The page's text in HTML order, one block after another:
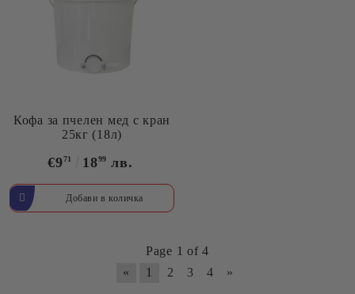
Кофа за пчелен мед с кран
25кг (18л)
€971 1899 лв.
Page 1 of 4
«
1 2 3 4 »